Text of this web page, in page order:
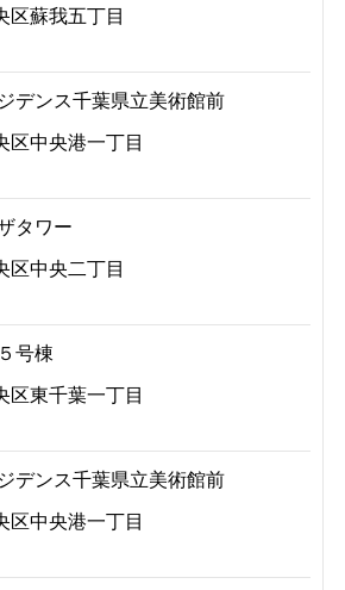
区蘇我五丁目
デンス千葉県立美術館前
区中央港一丁目
タワー
区中央二丁目
号棟
区東千葉一丁目
デンス千葉県立美術館前
区中央港一丁目